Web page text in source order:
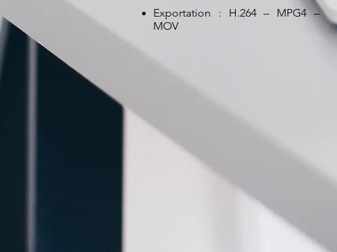
Exportation : H.264 – MPG4 –
MOV